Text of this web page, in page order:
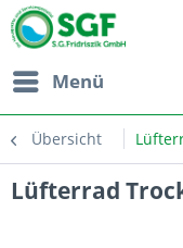
Menü
Übersicht
Lüfterrad